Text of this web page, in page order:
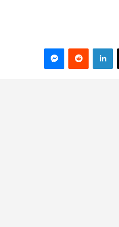
‫X لينكدإن ماسنجر